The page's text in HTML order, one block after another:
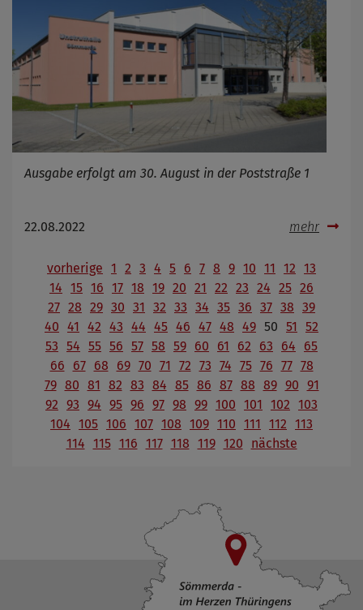
Ausgabe erfolgt am 30. August in der Poststraße 1
22.08.2022 mehr
vorherige 1 2 3 4 5 6 7 8 9 10 11 12 13
14 15 16 17 18 19 20 21 22 23 24 25 26
27 28 29 30 31 32 33 34 35 36 37 38 39
40 41 42 43 44 45 46 47 48 49 50 51
52
53 54 55 56 57 58 59 60 61 62 63 64
65
66
67 68 69 70 71 72 73 74 75 76 77 78
79 80 81 82 83 84 85 86 87 88 89 90 91
92 93 94 95 96 97 98 99 100 101 102 103
104 105 106 107 108 109 110 111 112 113
114 115 116 117 118 119 120 nächste